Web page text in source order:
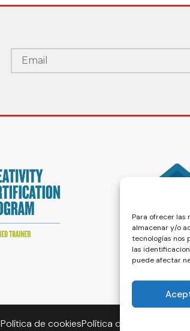
Para ofrecer las
almacenar y/o
tecnologías nos
las
puede afectar
Política de cookiesPolítica de privacidad